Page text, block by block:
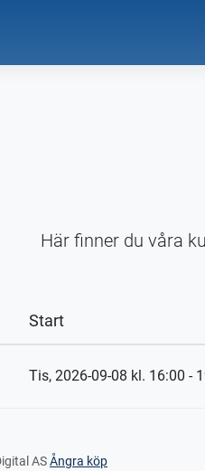
Här finner du våra
Start
Tis, 2026-09-08 kl. 16:00 -
ASÅngra köp